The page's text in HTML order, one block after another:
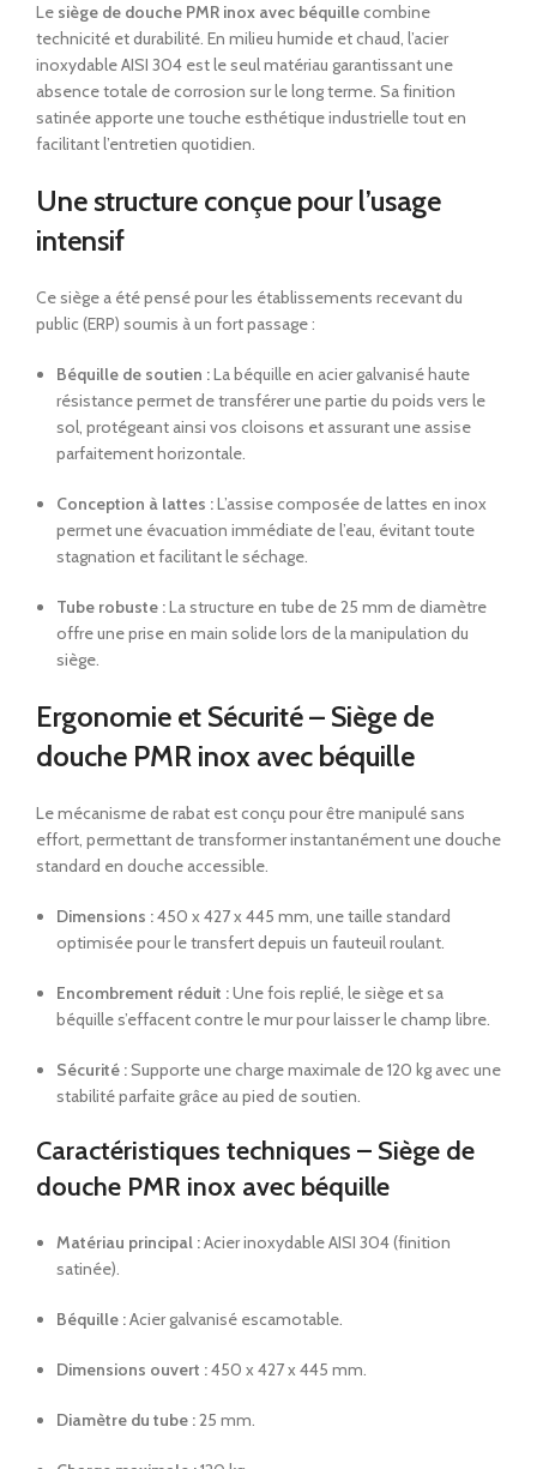
Le siège de douche PMR inox avec béquillecombine
technicité et durabilité. En milieu humide et chaud, l’acier
inoxydable AISI 304 est le seul matériau garantissant une
absence totale de corrosion sur le long terme. Sa finition
satinée apporte une touche esthétique industrielle tout en
facilitant l’entretien quotidien.
Une structure conçue pour l’usage
intensif
Ce siège a été pensé pour les établissements recevant du
public (ERP) soumis à un fort passage :
Béquille de soutien :La béquille en acier galvanisé haute
résistance permet de transférer une partie du poids vers le
sol, protégeant ainsi vos cloisons et assurant une assise
parfaitement horizontale.
Conception à lattes :L’assise composée de lattes en inox
permet une évacuation immédiate de l’eau, évitant toute
stagnation et facilitant le séchage.
Tube robuste :La structure en tube de 25 mm de diamètre
offre une prise en main solide lors de la manipulation du
siège.
Ergonomie et Sécurité – Siège de
douche PMR inox avec béquille
Le mécanisme de rabat est conçu pour être manipulé sans
effort, permettant de transformer instantanément une douche
standard en douche accessible.
Dimensions :450 x 427 x 445 mm, une taille standard
optimisée pour le transfert depuis un fauteuil roulant.
Encombrement réduit :Une fois replié, le siège et sa
béquille s’effacent contre le mur pour laisser le champ libre.
Sécurité :Supporte une charge maximale de 120 kg avec une
stabilité parfaite grâce au pied de soutien.
Caractéristiques techniques – Siège de
douche PMR inox avec béquille
Matériau principal :Acier inoxydable AISI 304 (finition
satinée).
Béquille :Acier galvanisé escamotable.
Dimensions ouvert :450 x 427 x 445 mm.
Diamètre du tube :25 mm.